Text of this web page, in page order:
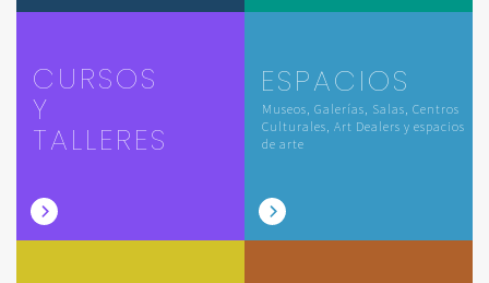
CURSOS
Y
TALLERES
ESPACIOS
Museos, Galerías, Salas, Centros
Culturales, Art Dealers y espacios
de arte